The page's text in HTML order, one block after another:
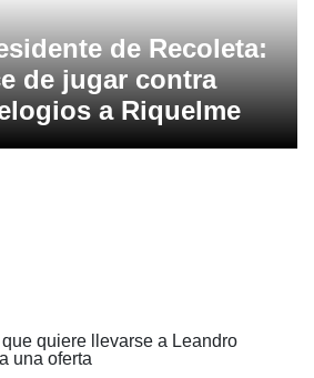
de Recoleta:
de jugar contra
a Riquelme